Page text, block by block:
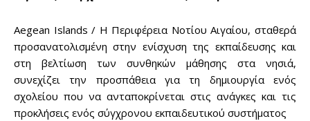
Aegean Islands / Η Περιφέρεια Νοτίου Αιγαίου, σταθερά
προσανατολισμένη στην ενίσχυση της εκπαίδευσης και
στη βελτίωση των συνθηκών μάθησης στα νησιά,
συνεχίζει την προσπάθεια για τη δημιουργία ενός
σχολείου που να ανταποκρίνεται στις ανάγκες και τις
προκλήσεις ενός σύγχρονου εκπαιδευτικού συστήματος